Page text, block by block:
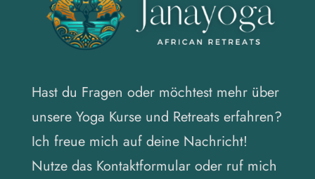
Hast du Fragen oder möchtest mehr über
unsere Yoga Kurse und Retreats erfahren?
Ich freue mich auf deine Nachricht!
Nutze das Kontaktformular oder ruf mich